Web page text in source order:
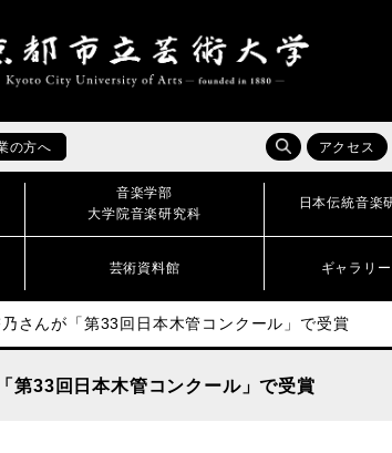
の方へ アクセス
音楽学部
大学院音楽研究科
日本伝統音楽
芸術資料館 ギャラリ
さんが「第33回日本木管コンクール」で受賞
第33回日本木管コンクール」で受賞